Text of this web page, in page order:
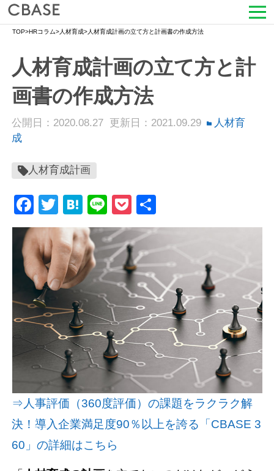
活用シーン
導入事例
セミナー情報
HRコラム
お知らせ
会社情報
よくある質問
資料請求(無料) お見積もり依頼
TOP>HRコラム>人材育成>人材育成計画の立て方と計画書の作成方法
人材育成計画の立て方と計
画書の作成方法
公開日：2020.08.27 更新日：2021.09.29
人材育
成
人材育成計画
Facebook
Twitter
Hatena
LinePocket
有
⇒人事評価（360度評価）の課題をラクラク解
決！導入企業満足度90％以上を誇る「CBASE 3
60」の詳細はこちら